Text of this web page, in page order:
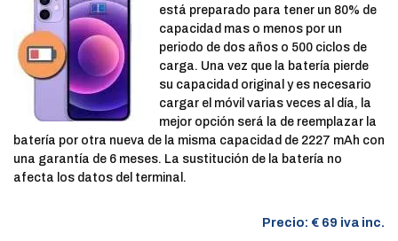
está preparado para tener un 80% de
capacidad mas o menos por un
periodo de dos años o 500 ciclos de
carga. Una vez que la batería pierde
su capacidad original y es necesario
cargar el móvil varias veces al día, la
mejor opción será la de reemplazar la
batería por otra nueva de la misma capacidad de 2227 mAh con
una garantía de 6 meses. La sustitución de la batería no
afecta los datos del terminal.
Precio: € 69 iva inc.